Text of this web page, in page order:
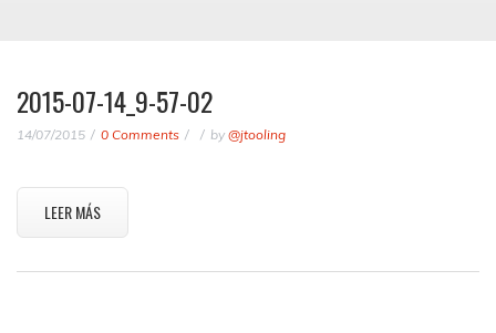
2015-07-14_9-57-02
14/07/2015 0 Comments by @jtooling
LEER MÁS